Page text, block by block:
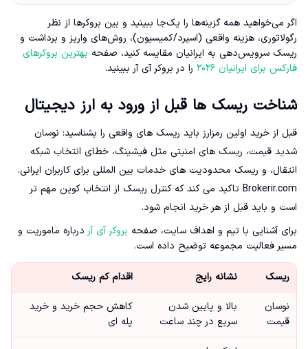
اگر می‌خواهید همه گزینه‌ها را یک‌جا ببینید و بین بروکرها از نظر
رگولاتوری، هزینه واقعی (اسپرد/کمیسیون)، روش‌های واریز و برداشت و
ریسک سرویس‌دهی به ایرانیان مقایسه کنید، صفحه بهترین بروکرهای
فارکس برای ایرانیان ۲۰۲۶
را در بروکر آی آر ببینید.
شناخت ریسک ها قبل از ورود به ارز دیجیتال
قبل از خرید اولین رمزارز باید ریسک های واقعی را بشناسید: نوسان
شدید قیمت، ریسک های امنیتی مثل فیشینگ، خطای انتخاب شبکه
انتقال، و ریسک محدودیت های خدمات بین المللی برای کاربران ایرانی.
Brokerir.com تاکید می کند که کنترل ریسک از انتخاب کوین مهم تر
است و باید قبل از هر خرید انجام شود.
برای آشنایی با تیم و اهداف سایت، صفحه بروکر آی آردرباره ماموریت و
مسیر فعالیت مجموعه توضیح داده است.
ریسک نشانه رایج اقدام کم ریسک
نوسان
قیمت
بالا و پایین شدن
سریع در چند ساعت
کاهش حجم خرید و خرید
پله ای